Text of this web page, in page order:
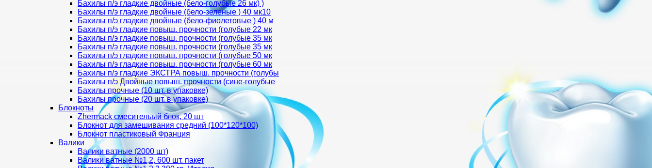
Бахилы п/э гладкие двойные (бело-голубые 26 мк) )
Бахилы п/э гладкие двойные (бело-зеленые ) 40 мк10
Бахилы п/э гладкие двойные (бело-фиолетовые ) 40 м
Бахилы п/э гладкие повыш. прочности (голубые 22 мк
Бахилы п/э гладкие повыш. прочности (голубые 35 мк
Бахилы п/э гладкие повыш. прочности (голубые 35 мк
Бахилы п/э гладкие повыш. прочности (голубые 50 мк
Бахилы п/э гладкие повыш. прочности (голубые 60 мк
Бахилы п/э гладкие ЭКСТРА повыш. прочности (голубы
Бахилы п/э Двойные повыш. прочности (сине-голубые
Бахилы прочные (10 шт. в упаковке)
Бахилы прочные (20 шт. в упаковке)
Блокноты
Zhermack смесительый блок, 20 шт
Блокнот для замешивания средний (100*120*100)
Блокнот пластиковый Франция
Валики
Валики ватные (2000 шт)
Валики ватные №1,2, 600 шт. пакет